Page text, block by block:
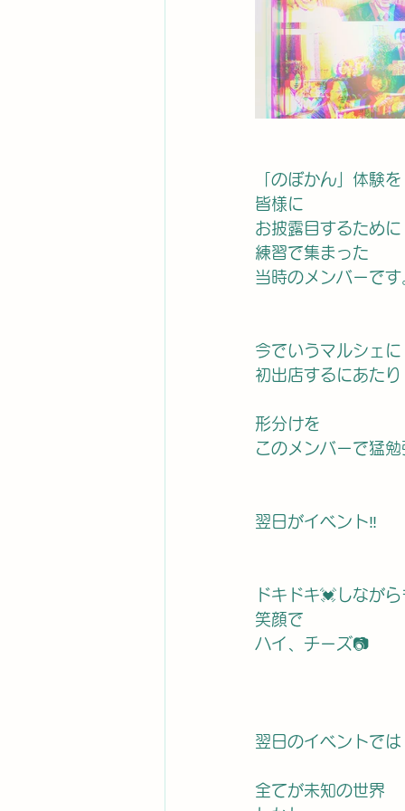
「のぼかん」体験を
皆様に
お披露目するために
練習で集まった
当時のメンバーです
今でいうマルシェに
初出店するにあたり
形分けを
このメンバーで猛勉
翌日がイベント‼️
ドキドキ💓しながら
笑顔で
ハイ、チーズ📷
翌日のイベントでは
全てが未知の世界